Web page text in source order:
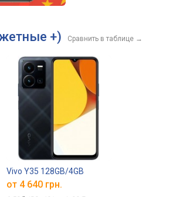
+) Сравнить в таблице →
Vivo Y35 128GB/4GB
от 4 640 грн.